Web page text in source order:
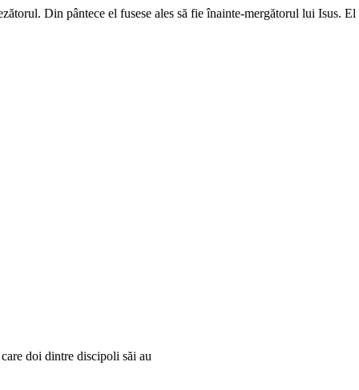
Din pântece el fusese ales să fie înainte-mergătorul lui Isus. El
doi dintre discipoli săi au